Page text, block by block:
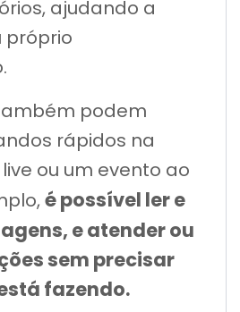
ajudando a
próprio
podem
rápidos na
ou um evento ao
é possível ler e
e atender ou
sem precisar
fazendo.